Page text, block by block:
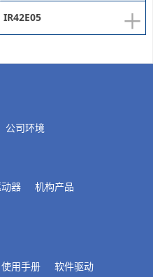
+
IR42E05
公司环境
器
机构产品
使用手册 软件驱动